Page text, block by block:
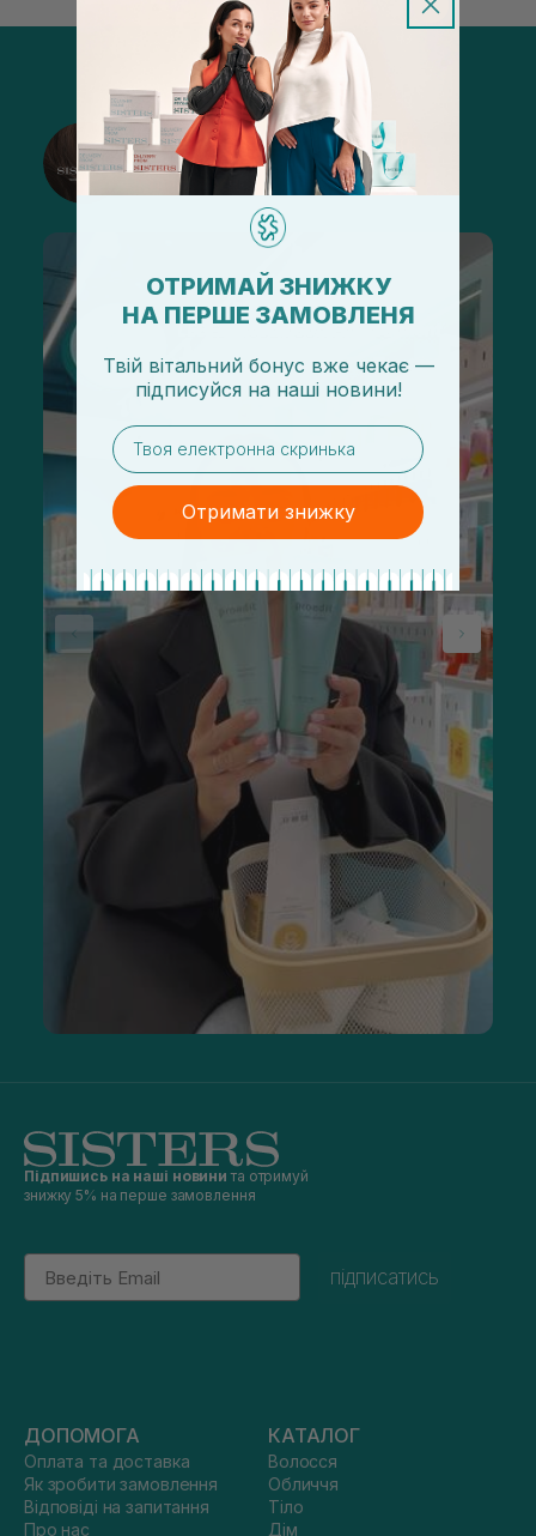
@sisters_stelmakh в Instagram
Підписатися
Підпишись на наші новини та отримуй
знижку 5% на перше замовлення
Email
підписатись
ДОПОМОГА
Оплата та доставка
Як зробити замовлення
Відповіді на запитання
Про нас
КАТАЛОГ
Волосся
Обличчя
Тіло
Дім
ОТРИМАЙ ЗНИЖКУ
НА ПЕРШЕ ЗАМОВЛЕНЯ
Твій вітальний бонус вже чекає —
підписуйся на наші новини!
email
Отримати знижку